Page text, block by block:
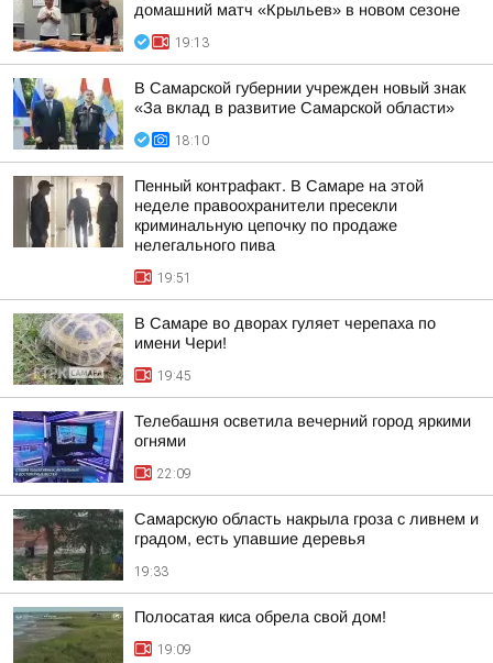
домашний матч «Крыльев» в новом сезоне
19:13
В Самарской губернии учрежден новый знак
«За вклад в развитие Самарской области»
18:10
Пенный контрафакт. В Самаре на этой
неделе правоохранители пресекли
криминальную цепочку по продаже
нелегального пива
19:51
В Самаре во дворах гуляет черепаха по
имени Чери!
19:45
Телебашня осветила вечерний город яркими
огнями
22:09
Самарскую область накрыла гроза с ливнем и
градом, есть упавшие деревья
19:33
Полосатая киса обрела свой дом!
19:09